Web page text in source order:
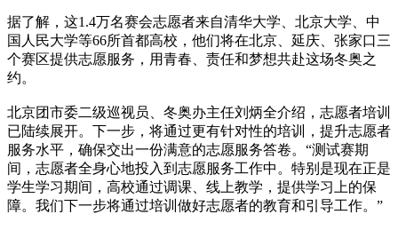
据了解，这1.4万名赛会志愿者来自清华大学、北京大学、中
国人民大学等66所首都高校，他们将在北京、延庆、张家口三
个赛区提供志愿服务，用青春、责任和梦想共赴这场冬奥之
约。
北京团市委二级巡视员、冬奥办主任刘炳全介绍，志愿者培训
已陆续展开。下一步，将通过更有针对性的培训，提升志愿者
服务水平，确保交出一份满意的志愿服务答卷。“测试赛期
间，志愿者全身心地投入到志愿服务工作中。特别是现在正是
学生学习期间，高校通过调课、线上教学，提供学习上的保
障。我们下一步将通过培训做好志愿者的教育和引导工作。”